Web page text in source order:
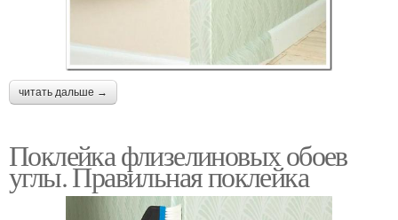
читать дальше →
Поклейка флизелиновых обоев
углы. Правильная поклейка